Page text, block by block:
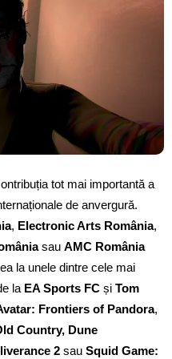
tot mai importantă a
de anvergură.
, Electronic Arts România,
sau AMC România
la unele dintre cele mai
la EA Sports FC și Tom
Frontiers of Pandora,
Country, Dune
2 sau Squid Game: